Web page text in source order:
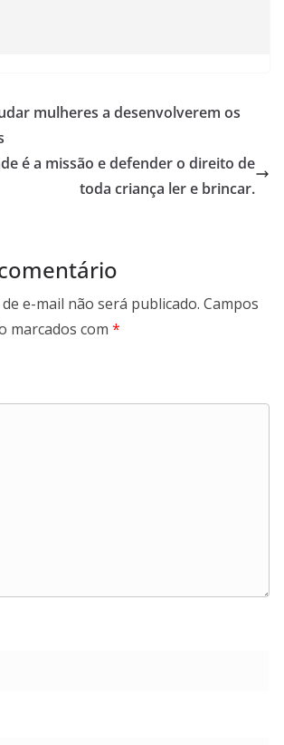
mulheres a desenvolverem os
é a missão e defender o direito de
toda criança ler e brincar.
e-mail não será publicado. Campos
marcados com *